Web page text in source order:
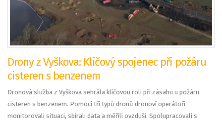
Drony z Vyškova: Klíčový spojenec při požáru
cisteren s benzenem
Dronová služba z Vyškova sehrála klíčovou roli při zásahu u požáru
cisteren s benzenem. Pomocí tří typů dronů dronoví operátoři
monitorovali situaci, sbírali data a měřili ovzduší. Spolupracovali s